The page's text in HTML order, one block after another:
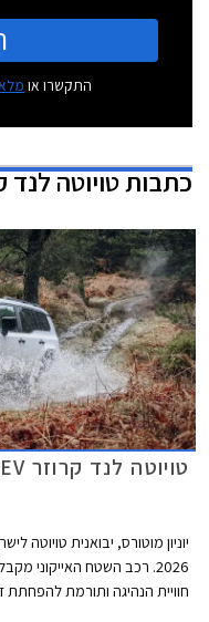
התקשרו או
כתבותטויוטה לנד
טויוטה לנד קרוזר MHEV מושק בישראל
יוניון מוטורס, יבואנית טויוטה